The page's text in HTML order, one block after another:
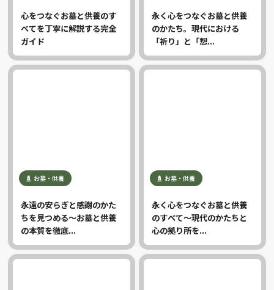
心をつなぐお墓と供養のす
べてを丁寧に解説する完全
ガイド
永く心をつなぐお墓と供養
のかたち。現代における
「祈り」と「想...
お墓・供養
永遠の安らぎと感謝のかた
ちを見つめる〜お墓と供養
の本質を徹底...
お墓・供養
永く心をつなぐお墓と供養
のすべて〜現代のかたちと
心の拠り所を...